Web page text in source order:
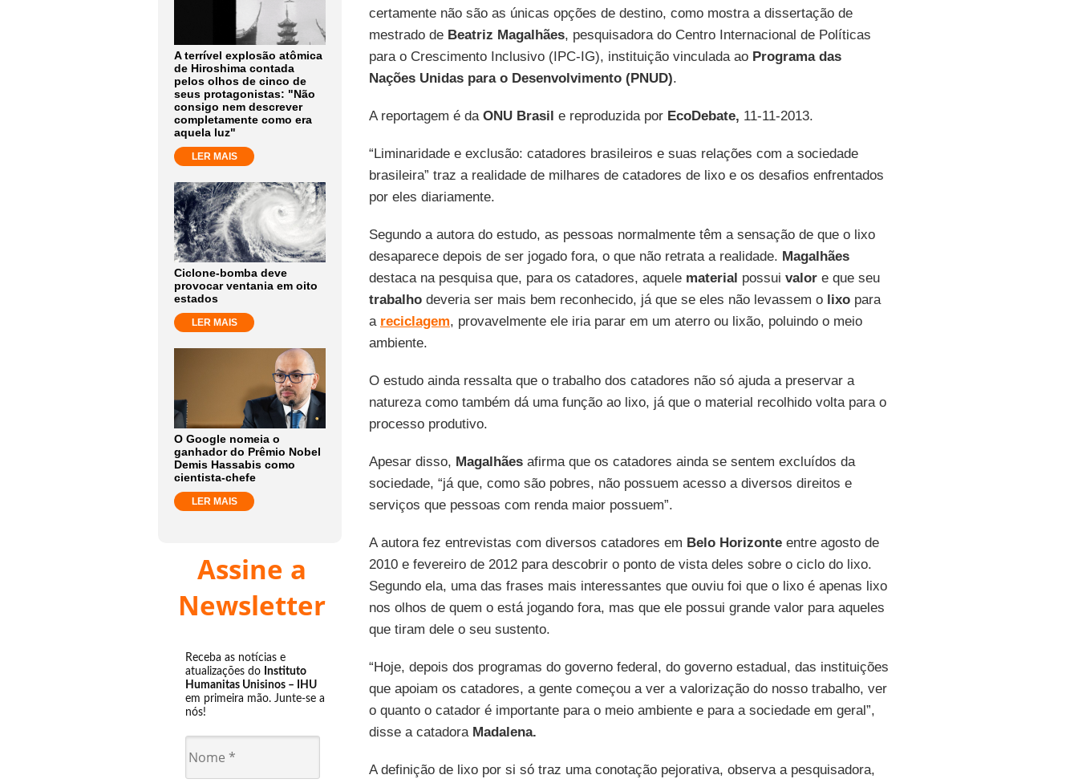
A terrível explosão atômica
de Hiroshima contada
pelos olhos de cinco de
seus protagonistas: "Não
consigo nem descrever
completamente como era
aquela luz"
LER MAIS
Ciclone-bomba deve
provocar ventania em oito
estados
LER MAIS
O Google nomeia o
ganhador do Prêmio Nobel
Demis Hassabis como
cientista-chefe
LER MAIS
Assine a
Newsletter
Receba as notícias e
atualizações do Instituto
Humanitas Unisinos – IHU
em primeira mão. Junte-se a
nós!
certamente não são as únicas opções de destino, como mostra a dissertação de
mestrado de Beatriz Magalhães, pesquisadora do Centro Internacional de Políticas
para o Crescimento Inclusivo (IPC-IG), instituição vinculada ao Programa das
Nações Unidas para o Desenvolvimento (PNUD).
A reportagem é da ONU Brasil e reproduzida por EcoDebate, 11-11-2013.
“Liminaridade e exclusão: catadores brasileiros e suas relações com a sociedade
brasileira” traz a realidade de milhares de catadores de lixo e os desafios enfrentados
por eles diariamente.
Segundo a autora do estudo, as pessoas normalmente têm a sensação de que o lixo
desaparece depois de ser jogado fora, o que não retrata a realidade. Magalhães
destaca na pesquisa que, para os catadores, aquele material possui valore que seu
trabalhodeveria ser mais bem reconhecido, já que se eles não levassem o lixopara
a reciclagem, provavelmente ele iria parar em um aterro ou lixão, poluindo o meio
ambiente.
O estudo ainda ressalta que o trabalho dos catadores não só ajuda a preservar a
natureza como também dá uma função ao lixo, já que o material recolhido volta para o
processo produtivo.
Apesar disso, Magalhãesafirma que os catadores ainda se sentem excluídos da
sociedade, “já que, como são pobres, não possuem acesso a diversos direitos e
serviços que pessoas com renda maior possuem”.
A autora fez entrevistas com diversos catadores em Belo Horizonteentre agosto de
2010 e fevereiro de 2012 para descobrir o ponto de vista deles sobre o ciclo do lixo.
Segundo ela, uma das frases mais interessantes que ouviu foi que o lixo é apenas lixo
nos olhos de quem o está jogando fora, mas que ele possui grande valor para aqueles
que tiram dele o seu sustento.
“Hoje, depois dos programas do governo federal, do governo estadual, das instituições
que apoiam os catadores, a gente começou a ver a valorização do nosso trabalho, ver
o quanto o catador é importante para o meio ambiente e para a sociedade em geral”,
disse a catadoraMadalena.
A definição de lixo por si só traz uma conotação pejorativa, observa a pesquisadora,